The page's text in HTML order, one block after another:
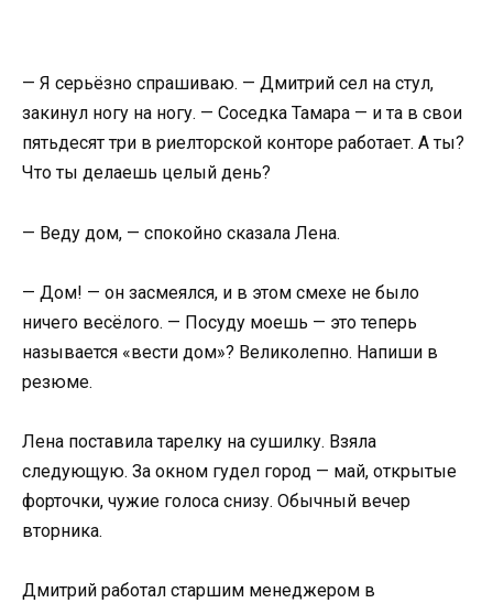
— Я серьёзно спрашиваю. — Дмитрий сел на стул,
закинул ногу на ногу. — Соседка Тамара — и та в свои
пятьдесят три в риелторской конторе работает. А ты?
Что ты делаешь целый день?
— Веду дом, — спокойно сказала Лена.
— Дом! — он засмеялся, и в этом смехе не было
ничего весёлого. — Посуду моешь — это теперь
называется «вести дом»? Великолепно. Напиши в
резюме.
Лена поставила тарелку на сушилку. Взяла
следующую. За окном гудел город — май, открытые
форточки, чужие голоса снизу. Обычный вечер
вторника.
Дмитрий работал старшим менеджером в